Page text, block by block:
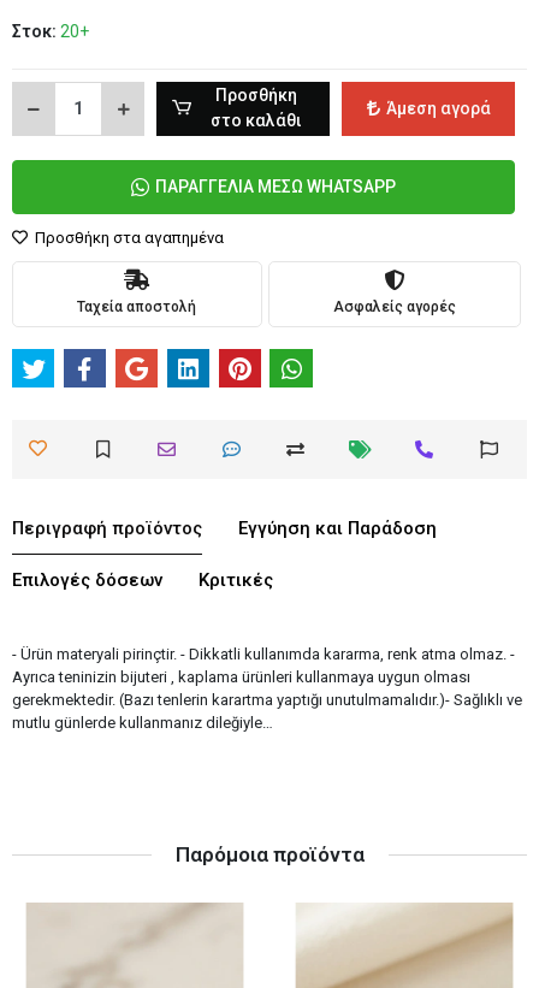
Στοκ: 20+
Προσθήκη
στο καλάθι
Άμεση αγορά
ΠΑΡΑΓΓΕΛΙΑ ΜΕΣΩ WHATSAPP
Προσθήκη στα αγαπημένα
Ταχεία αποστολή Ασφαλείς αγορές
Περιγραφή προϊόντος Εγγύηση και Παράδοση
Επιλογές δόσεων Κριτικές
- Ürün materyali pirinçtir. - Dikkatli kullanımda kararma, renk atma olmaz. -
Ayrıca teninizin bijuteri , kaplama ürünleri kullanmaya uygun olması
gerekmektedir. (Bazı tenlerin karartma yaptığı unutulmamalıdır.)- Sağlıklı ve
mutlu günlerde kullanmanız dileğiyle…
Παρόμοια προϊόντα